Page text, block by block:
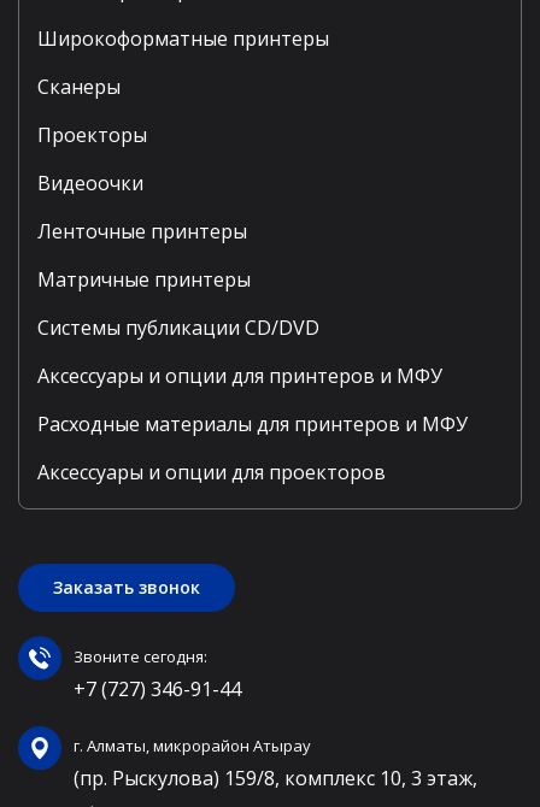
Широкоформатные принтеры
Сканеры
Проекторы
Видеоочки
Ленточные принтеры
Матричные принтеры
Системы публикации CD/DVD
Аксессуары и опции для принтеров и МФУ
Расходные материалы для принтеров и МФУ
Аксессуары и опции для проекторов
Заказать звонок
Звоните сегодня:
+7 (727) 346-91-44
г. Алматы, микрорайон Атырау
(пр. Рыскулова) 159/8, комплекс 10, 3 этаж,